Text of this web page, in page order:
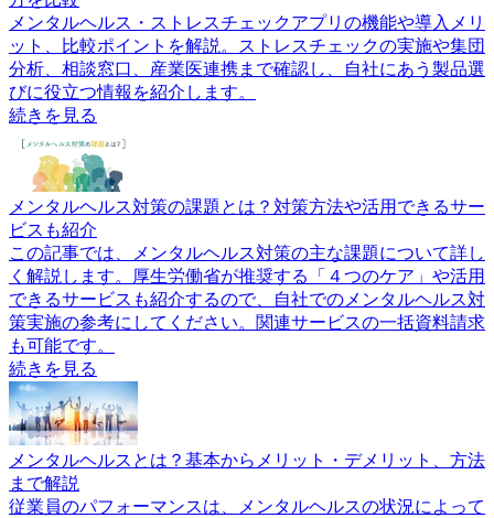
メンタルヘルス・ストレスチェックアプリの機能や導入メリ
ット、比較ポイントを解説。ストレスチェックの実施や集団
分析、相談窓口、産業医連携まで確認し、自社にあう製品選
びに役立つ情報を紹介します。
続きを見る
メンタルヘルス対策の課題とは？対策方法や活用できるサー
ビスも紹介
この記事では、メンタルヘルス対策の主な課題について詳し
く解説します。厚生労働省が推奨する「４つのケア」や活用
できるサービスも紹介するので、自社でのメンタルヘルス対
策実施の参考にしてください。関連サービスの一括資料請求
も可能です。
続きを見る
メンタルヘルスとは？基本からメリット・デメリット、方法
まで解説
従業員のパフォーマンスは、メンタルヘルスの状況によって